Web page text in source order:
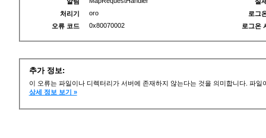
처리기
oro
오류 코드
0x80070002
로그
로그온
추가 정보:
이 오류는 파일이나 디렉터리가 서버에 존재하지 않는다는 것을 의미합니다. 파
상세 정보 보기 »